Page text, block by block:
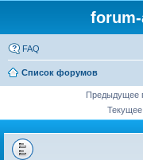
FAQ
Список форумов
Предыдущее